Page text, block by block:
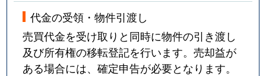
代金の受領・物件引渡し
売買代金を受け取りと同時に物件の引き渡し
及び所有権の移転登記を行います。売却益が
ある場合には、確定申告が必要となります。